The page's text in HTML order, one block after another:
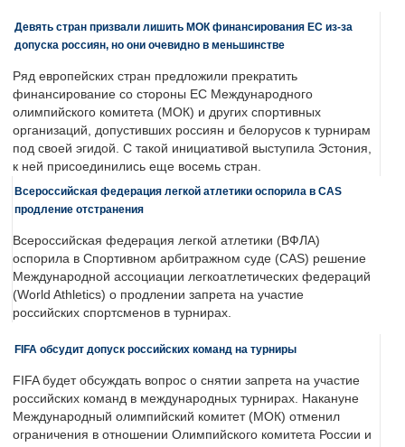
Девять стран призвали лишить МОК финансирования ЕС из-за
допуска россиян, но они очевидно в меньшинстве
Ряд европейских стран предложили прекратить
финансирование со стороны ЕС Международного
олимпийского комитета (МОК) и других спортивных
организаций, допустивших россиян и белорусов к турнирам
под своей эгидой. С такой инициативой выступила Эстония,
к ней присоединились еще восемь стран.
Всероссийская федерация легкой атлетики оспорила в CAS
продление отстранения
Всероссийская федерация легкой атлетики (ВФЛА)
оспорила в Спортивном арбитражном суде (CAS) решение
Международной ассоциации легкоатлетических федераций
(World Athletics) о продлении запрета на участие
российских спортсменов в турнирах.
FIFA обсудит допуск российских команд на турниры
FIFA будет обсуждать вопрос о снятии запрета на участие
российских команд в международных турнирах. Накануне
Международный олимпийский комитет (МОК) отменил
ограничения в отношении Олимпийского комитета России и